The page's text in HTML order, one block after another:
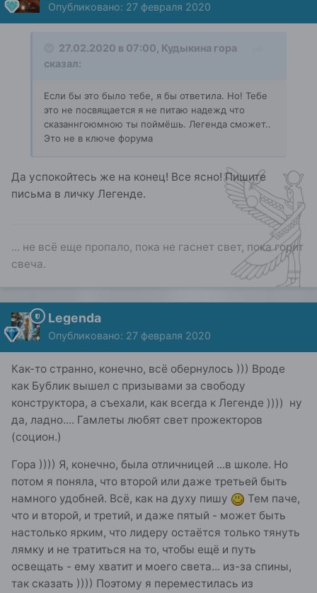
Опубликовано: 27 февраля 2020
27.02.2020 в 07:00, Кудыкина гора
сказал:
Если бы это было тебе, я бы ответила. Но! Тебе
это не посвящается я не питаю надежд что
сказаннгоюмною ты поймёшь. Легенда сможет..
Это не в ключе форума
Да успокойтесь же на конец! Все ясно! Пишите
письма в личку Легенде.
... не всё еще пропало, пока не гаснет свет, пока горит
свеча.
Legenda
Опубликовано: 27 февраля 2020
Как-то странно, конечно, всё обернулось ))) Вроде
как Бублик вышел с призывами за свободу
конструктора, а съехали, как всегда к Легенде )))) ну
да, ладно.... Гамлеты любят свет прожекторов
(социон.)
Гора )))) Я, конечно, была отличницей ...в школе. Но
потом я поняла, что второй или даже третьей быть
намного удобней. Всё, как на духу пишу
Тем паче,
что и второй, и третий, и даже пятый - может быть
настолько ярким, что лидеру остаётся только тянуть
лямку и не тратиться на то, чтобы ещё и путь
освещать - ему хватит и моего света... из-за спины,
так сказать )))) Поэтому я переместилась из